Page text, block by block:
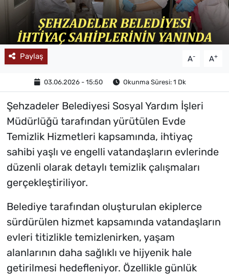
Paylaş A- A+
03.06.2026 - 15:50 Okunma Süresi: 1 Dk
Şehzadeler Belediyesi Sosyal Yardım İşleri
Müdürlüğü tarafından yürütülen Evde
Temizlik Hizmetleri kapsamında, ihtiyaç
sahibi yaşlı ve engelli vatandaşların evlerinde
düzenli olarak detaylı temizlik çalışmaları
gerçekleştiriliyor.
Belediye tarafından oluşturulan ekiplerce
sürdürülen hizmet kapsamında vatandaşların
evleri titizlikle temizlenirken, yaşam
alanlarının daha sağlıklı ve hijyenik hale
getirilmesi hedefleniyor. Özellikle günlük